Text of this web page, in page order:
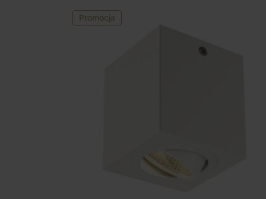
Promocja